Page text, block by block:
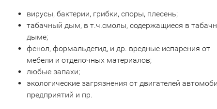
вирусы, бактерии, грибки, споры, плесень;
табачный дым, в т.ч.смолы, содержащиеся в
дыме;
фенол, формальдегид, и др. вредные испарения от
мебели и отделочных материалов;
любые запахи;
экологические загрязнения от двигателей
предприятий и пр.